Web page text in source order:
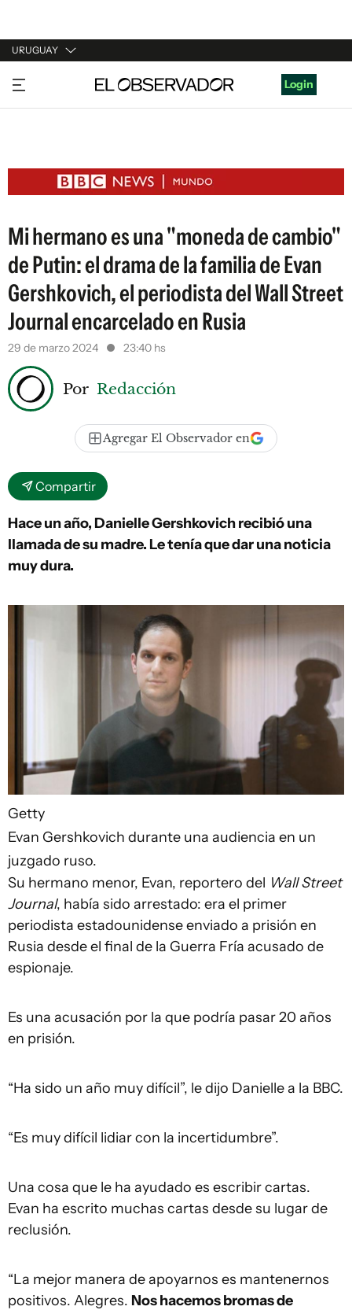
URUGUAY
URUGUAY
ARGENTINA
ESTADOS UNIDOS
Login
Mi hermano es una "moneda de cambio"
de Putin: el drama de la familia de Evan
Gershkovich, el periodista del Wall Street
Journal encarcelado en Rusia
29 de marzo 2024 23:40 hs
Por Redacción
Agregar El Observador en
Compartir
Hace un año, Danielle Gershkovich recibió una
llamada de su madre. Le tenía que dar una noticia
muy dura.
Getty
Evan Gershkovich durante una audiencia en un
juzgado ruso.
Su hermano menor, Evan, reportero del Wall Street
Journal, había sido arrestado: era el primer
periodista estadounidense enviado a prisión en
Rusia desde el final de la Guerra Fría acusado de
espionaje.
Es una acusación por la que podría pasar 20 años
en prisión.
“Ha sido un año muy difícil”, le dijo Danielle a la BBC.
“Es muy difícil lidiar con la incertidumbre”.
Una cosa que le ha ayudado es escribir cartas.
Evan ha escrito muchas cartas desde su lugar de
reclusión.
“La mejor manera de apoyarnos es mantenernos
positivos. Alegres. Nos hacemos bromas de